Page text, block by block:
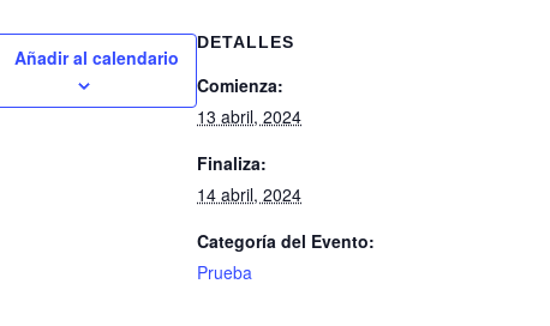
Añadir al calendario
DETALLES
Comienza:
13 abril, 2024
Finaliza:
14 abril, 2024
Categoría del Evento:
Prueba